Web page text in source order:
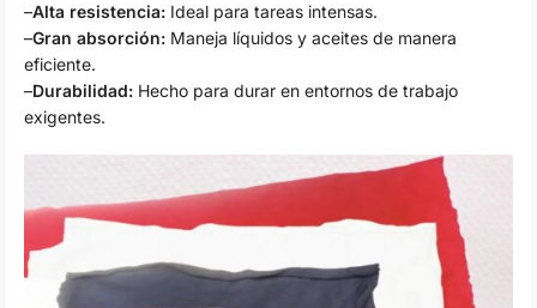
–Alta resistencia: Ideal para tareas intensas.
–Gran absorción: Maneja líquidos y aceites de manera
eficiente.
–Durabilidad: Hecho para durar en entornos de trabajo
exigentes.